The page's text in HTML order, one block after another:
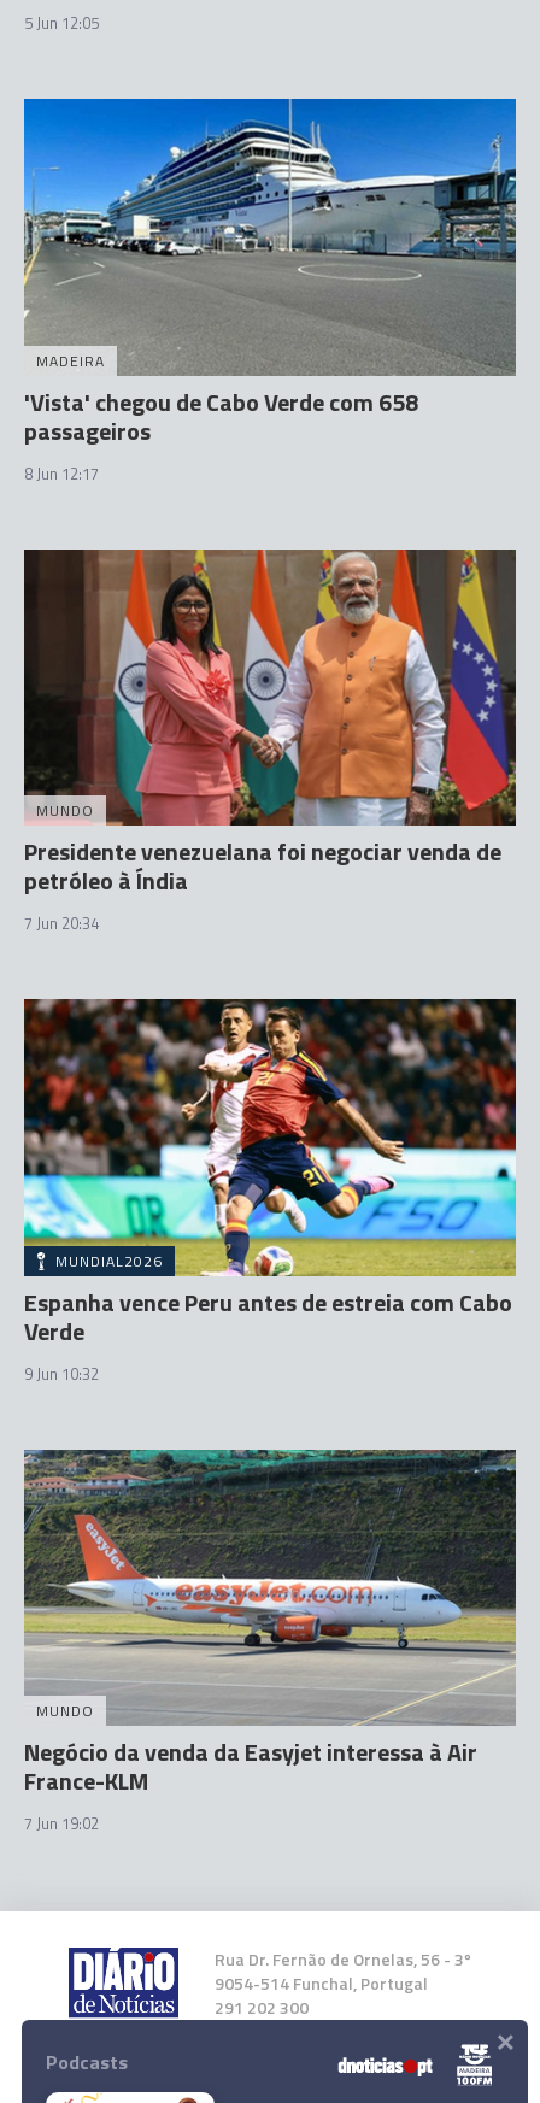
5 Jun 12:05
MADEIRA
'Vista' chegou de Cabo Verde com 658
passageiros
8 Jun 12:17
MUNDO
Presidente venezuelana foi negociar venda de
petróleo à Índia
7 Jun 20:34
MUNDIAL2026
Espanha vence Peru antes de estreia com Cabo
Verde
9 Jun 10:32
MUNDO
Negócio da venda da Easyjet interessa à Air
France-KLM
7 Jun 19:02
Rua Dr. Fernão de Ornelas, 56 - 3º
9054-514 Funchal, Portugal
291 202 300
Instale a nossa App
Podcasts ×